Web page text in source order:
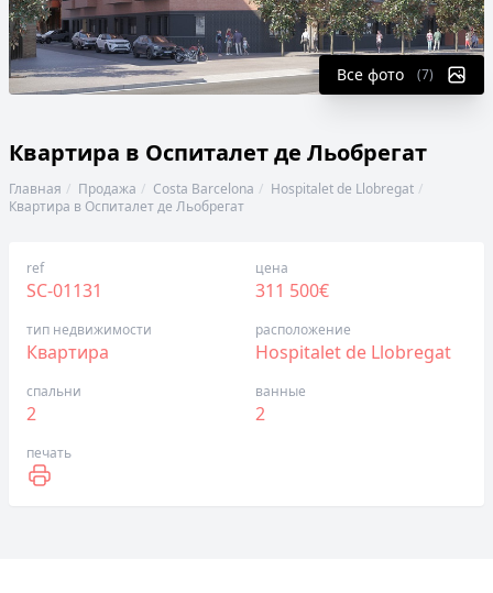
Все фото (7)
Квартира в Оспиталет де Льобрегат
Главная Продажа Costa Barcelona
Hospitalet de Llobregat
Квартира в Оспиталет де Льобрегат
ref
SC-01131
цена
311 500€
тип недвижимости
Квартира
расположение
Hospitalet de Llobregat
спальни
2
ванные
2
печать